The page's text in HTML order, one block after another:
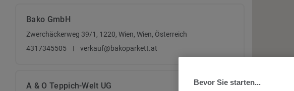
Bako GmbH
Zwerchäckerweg 39/1, 1220, Wien, Wien, Österreich
4317345505
verkauf@bakoparkett.at
A & O Teppich-Welt UG Bevor Sie starten...